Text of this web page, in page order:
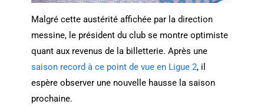
Malgré cette austérité affichée par la direction
messine, le président du club se montre optimiste
quant aux revenus de la billetterie. Après une
saison record à ce point de vue en Ligue 2, il
espère observer une nouvelle hausse la saison
prochaine.